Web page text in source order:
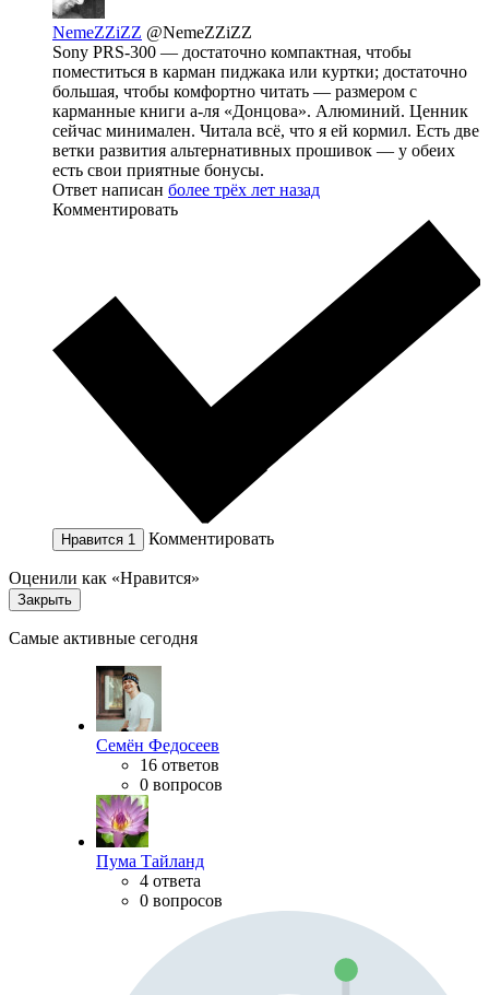
NemeZZiZZ @NemeZZiZZ
Sony PRS-300 — достаточно компактная, чтобы
поместиться в карман пиджака или куртки; достаточно
большая, чтобы комфортно читать — размером с
карманные книги а-ля «Донцова». Алюминий. Ценник
сейчас минимален. Читала всё, что я ей кормил. Есть две
ветки развития альтернативных прошивок — у обеих
есть свои приятные бонусы.
Ответ написан более трёх лет назад
Комментировать
Нравится 1 Комментировать
Оценили как «Нравится»
Закрыть
Самые активные сегодня
Семён Федосеев
16 ответов
0 вопросов
Пума Тайланд
4 ответа
0 вопросов